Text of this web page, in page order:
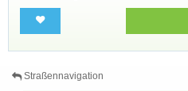
Straßennavigation